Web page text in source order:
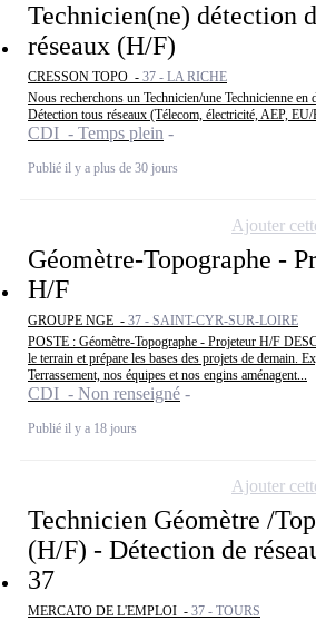
Technicien(ne) détection
réseaux (H/F)
CRESSON TOPO - 37 - LA RICHE
Nous recherchons un Technicien/une Technicienne en
Détection tous réseaux (Télecom, électricité, AEP, EU/
CDI - Temps plein
Publié il y a plus de 30 jours
Géomètre-Topographe -
H/F
GROUPE NGE - 37 - SAINT-CYR-SUR-LOIRE
POSTE : Géomètre-Topographe - Projeteur H/F
le terrain et prépare les bases des projets de demain.
Terrassement, nos équipes et nos engins aménagent...
CDI - Non renseigné
Publié il y a 18 jours
Ajouter
Technicien Géomètre /
(H/F) - Détection de
37
MERCATO DE L'EMPLOI - 37 - TOURS
Ajouter